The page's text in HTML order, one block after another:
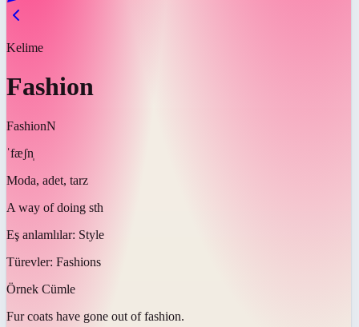
Kelime
Fashion
FashionN
ˈfæʃn̩
Moda, adet, tarz
A way of doing sth
Eş anlamlılar: Style
Türevler: Fashions
Örnek Cümle
Fur coats have gone out of fashion.